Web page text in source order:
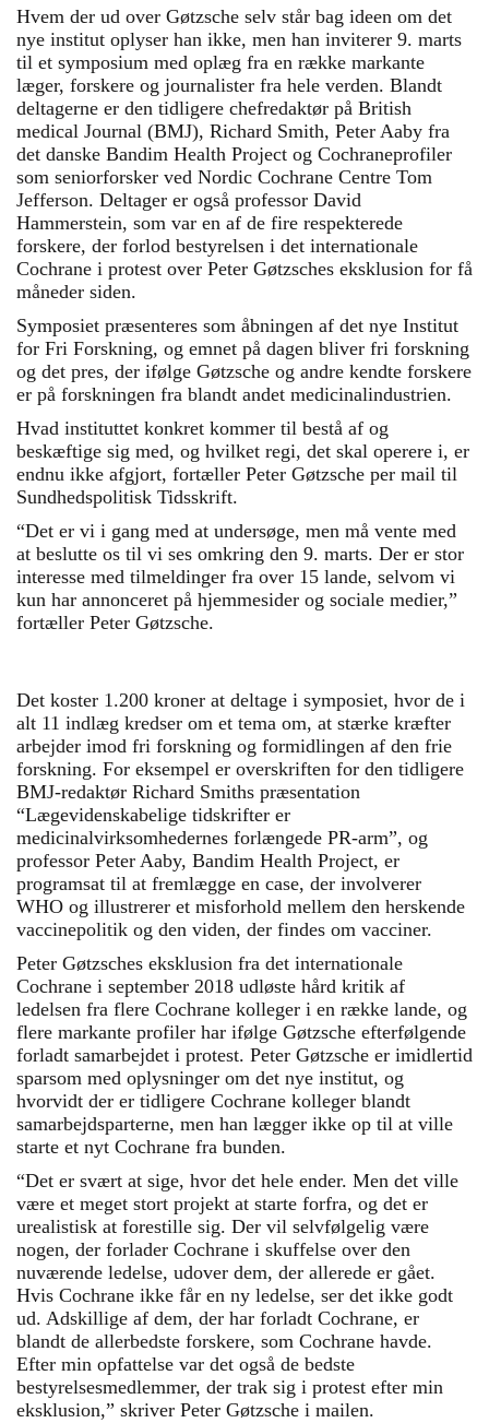
Hvem der ud over Gøtzsche selv står bag ideen om det
nye institut oplyser han ikke, men han inviterer 9. marts
til et symposium med oplæg fra en række markante
læger, forskere og journalister fra hele verden. Blandt
deltagerne er den tidligere chefredaktør på British
medical Journal (BMJ), Richard Smith, Peter Aaby fra
det danske Bandim Health Project og Cochraneprofiler
som seniorforsker ved Nordic Cochrane Centre Tom
Jefferson. Deltager er også professor David
Hammerstein, som var en af de fire respekterede
forskere, der forlod bestyrelsen i det internationale
Cochrane i protest over Peter Gøtzsches eksklusion for få
måneder siden.
Symposiet præsenteres som åbningen af det nye Institut
for Fri Forskning, og emnet på dagen bliver fri forskning
og det pres, der ifølge Gøtzsche og andre kendte forskere
er på forskningen fra blandt andet medicinalindustrien.
Hvad instituttet konkret kommer til bestå af og
beskæftige sig med, og hvilket regi, det skal operere i, er
endnu ikke afgjort, fortæller Peter Gøtzsche per mail til
Sundhedspolitisk Tidsskrift.
“Det er vi i gang med at undersøge, men må vente med
at beslutte os til vi ses omkring den 9. marts. Der er stor
interesse med tilmeldinger fra over 15 lande, selvom vi
kun har annonceret på hjemmesider og sociale medier,”
fortæller Peter Gøtzsche.
Det koster 1.200 kroner at deltage i symposiet, hvor de i
alt 11 indlæg kredser om et tema om, at stærke kræfter
arbejder imod fri forskning og formidlingen af den frie
forskning. For eksempel er overskriften for den tidligere
BMJ-redaktør Richard Smiths præsentation
“Lægevidenskabelige tidskrifter er
medicinalvirksomhedernes forlængede PR-arm”, og
professor Peter Aaby, Bandim Health Project, er
programsat til at fremlægge en case, der involverer
WHO og illustrerer et misforhold mellem den herskende
vaccinepolitik og den viden, der findes om vacciner.
Peter Gøtzsches eksklusion fra det internationale
Cochrane i september 2018 udløste hård kritik af
ledelsen fra flere Cochrane kolleger i en række lande, og
flere markante profiler har ifølge Gøtzsche efterfølgende
forladt samarbejdet i protest. Peter Gøtzsche er imidlertid
sparsom med oplysninger om det nye institut, og
hvorvidt der er tidligere Cochrane kolleger blandt
samarbejdsparterne, men han lægger ikke op til at ville
starte et nyt Cochrane fra bunden.
“Det er svært at sige, hvor det hele ender. Men det ville
være et meget stort projekt at starte forfra, og det er
urealistisk at forestille sig. Der vil selvfølgelig være
nogen, der forlader Cochrane i skuffelse over den
nuværende ledelse, udover dem, der allerede er gået.
Hvis Cochrane ikke får en ny ledelse, ser det ikke godt
ud. Adskillige af dem, der har forladt Cochrane, er
blandt de allerbedste forskere, som Cochrane havde.
Efter min opfattelse var det også de bedste
bestyrelsesmedlemmer, der trak sig i protest efter min
eksklusion,” skriver Peter Gøtzsche i mailen.